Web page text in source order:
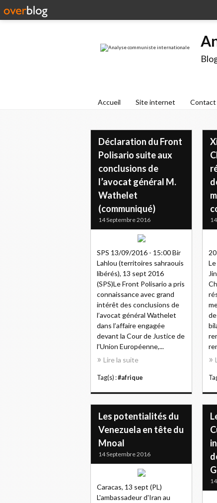
Accueil Site internet Contact
Déclaration du Front
Polisario suite aux
conclusions de
l’avocat général M.
Wathelet
(communiqué)
14 Septembre 2016
SPS 13/09/2016 - 15:00 Bir
Lahlou (territoires sahraouis
libérés), 13 sept 2016
(SPS)Le Front Polisario a pris
connaissance avec grand
intérêt des conclusions de
l’avocat général Wathelet
dans l’affaire engagée
devant la Cour de Justice de
l’Union Européenne,...
Lire la suite
Tag(s) :#afrique
Les potentialités du
Venezuela en tête du
Mnoal
14 Septembre 2016
Caracas, 13 sept (PL)
L'ambassadeur d'Iran au